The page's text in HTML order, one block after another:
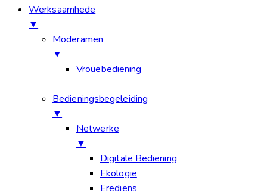
Werksaamhede
▼
Moderamen
▼
Vrouebediening
Bedieningsbegeleiding
▼
Netwerke
▼
Digitale Bediening
Ekologie
Erediens